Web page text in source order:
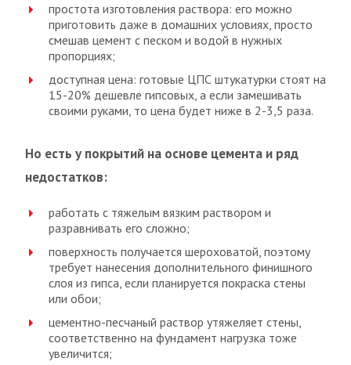
простота изготовления раствора: его можно
приготовить даже в домашних условиях, просто
смешав цемент с песком и водой в нужных
пропорциях;
доступная цена: готовые ЦПС штукатурки стоят на
15-20% дешевле гипсовых, а если замешивать
своими руками, то цена будет ниже в 2-3,5 раза.
Но есть у покрытий на основе цемента и ряд
недостатков:
работать с тяжелым вязким раствором и
разравнивать его сложно;
поверхность получается шероховатой, поэтому
требует нанесения дополнительного финишного
слоя из гипса, если планируется покраска стены
или обои;
цементно-песчаный раствор утяжеляет стены,
соответственно на фундамент нагрузка тоже
увеличится;